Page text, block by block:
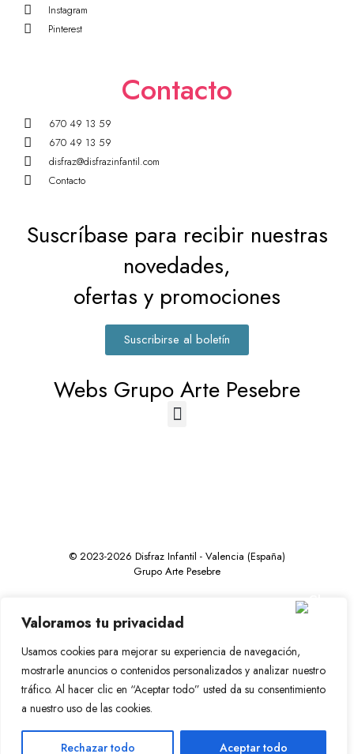
Valoramos tu privacidad
Usamos cookies para mejorar su experiencia de navegación,
mostrarle anuncios o contenidos personalizados y analizar nuestro
tráfico. Al hacer clic en “Aceptar todo” usted da su consentimiento
a nuestro uso de las cookies.
Rechazar todo Aceptar todo
Instagram
Pinterest
Contacto
670 49 13 59
670 49 13 59
disfraz@disfrazinfantil.com
Contacto
Suscríbase para recibir nuestras
novedades,
ofertas y promociones
Suscribirse al boletín
Webs Grupo Arte Pesebre
© 2023-2026 Disfraz Infantil - Valencia (España)
Grupo Arte Pesebre